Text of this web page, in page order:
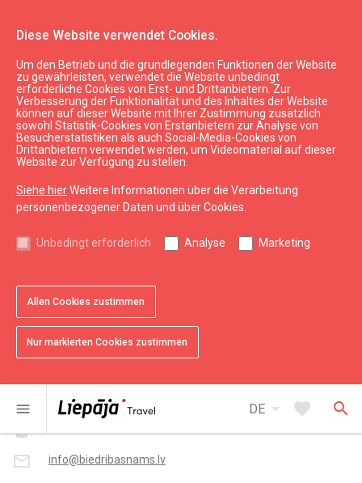
Diese Website verwendet Cookies.
Um den Betrieb und die grundlegenden Funktionen der Website
zu gewährleisten, verwendet die Website unbedingt
erforderliche Cookies von Erst- und Drittanbietern. Zur
Verbesserung der Funktionalität und des Inhaltes der Website
können auf dieser Website mit Ihrer Zustimmung zusätzlich
sowohl Statistik-Cookies von Erstanbietern zur Analyse von
Besucherstatistiken als auch Social-Media-Cookies von
Drittanbietern verwendet werden, um Videomaterial auf dieser
Website zur Verfügung zu stellen.
Siehe hierWeitere Informationen über die Verarbeitung
personenbezogener Daten und über Cookies.
Unbedingt erforderlich Analyse Marketing
Allen Cookies zustimmen
Nur markierten Cookies zustimmen
menu DE arrow_drop_down favorite search
Sehen & Tun Kultur, Kunst, Wissenschaft
Ausstellungsraum im Haus der Lettischen
Gesellschaft von Liepāja
1 von 3
2 von 3
3 von 3
smartphone
mail_outline info@biedribasnams.lv